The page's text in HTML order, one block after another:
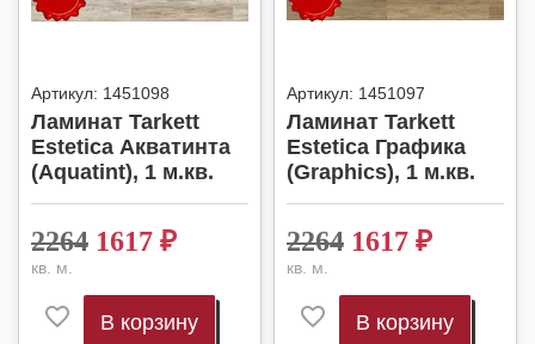
Артикул: 1451098
Ламинат Tarkett
Estetica Акватинта
(Aquatint), 1 м.кв.
2264 1617 ₽
кв. м.
В корзину
Артикул: 1451097
Ламинат Tarkett
Estetica Графика
(Graphics), 1 м.кв.
2264 1617 ₽
кв. м.
В корзину